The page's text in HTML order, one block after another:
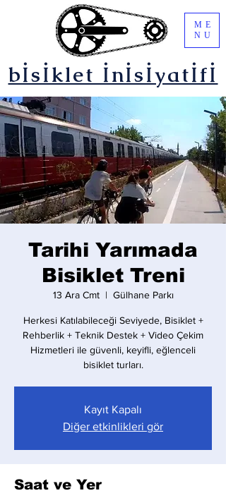
bİsİklet İnİsİyatİfİ
ME
NU
Tarihi Yarımada
Bisiklet Treni
13 Ara Cmt
  |
Gülhane Parkı
Herkesi Katılabileceği Seviyede, Bisiklet +
Rehberlik + Teknik Destek + Video Çekim
Hizmetleri ile güvenli, keyifli, eğlenceli
bisiklet turları.
Kayıt Kapalı
Diğer etkinlikleri gör
Saat ve Yer